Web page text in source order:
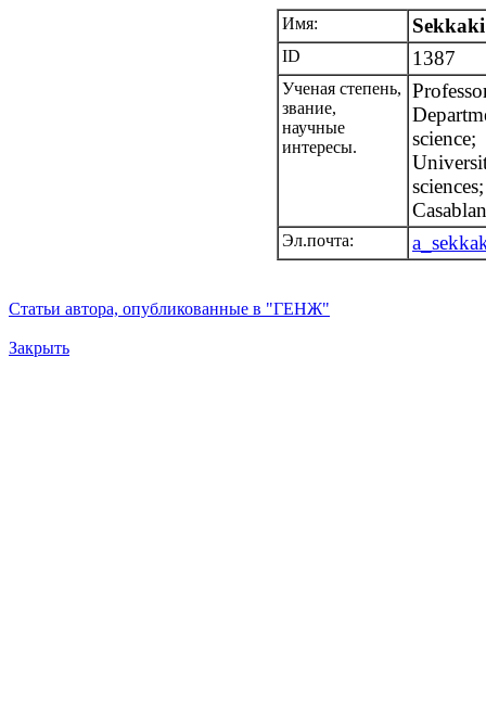
Имя:
ID 1387
Ученая степень,
звание,
научные
интересы.
science;
sciences;
Эл.почта:
Статьи автора, опубликованные в "ГЕНЖ"
Закрыть